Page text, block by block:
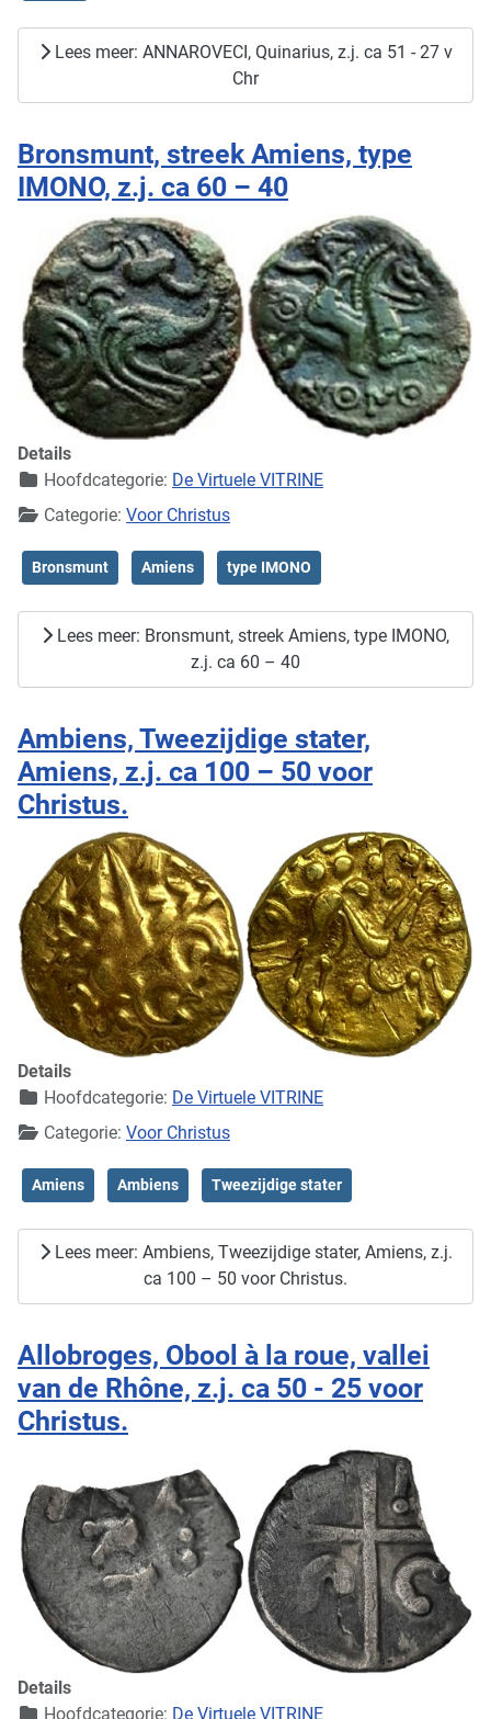
Lees meer: ANNAROVECI, Quinarius, z.j. ca 51 - 27 v
Chr
Bronsmunt, streek Amiens, type
IMONO, z.j. ca 60 – 40
Details
Hoofdcategorie: De Virtuele VITRINE
Categorie: Voor Christus
Bronsmunt Amiens type IMONO
Lees meer: Bronsmunt, streek Amiens, type IMONO,
z.j. ca 60 – 40
Ambiens, Tweezijdige stater,
Amiens, z.j. ca 100 – 50 voor
Christus.
Details
Hoofdcategorie: De Virtuele VITRINE
Categorie: Voor Christus
Amiens Ambiens Tweezijdige stater
Lees meer: Ambiens, Tweezijdige stater, Amiens, z.j.
ca 100 – 50 voor Christus.
Allobroges, Obool à la roue, vallei
van de Rhône, z.j. ca 50 - 25 voor
Christus.
Details
Hoofdcategorie: De Virtuele VITRINE